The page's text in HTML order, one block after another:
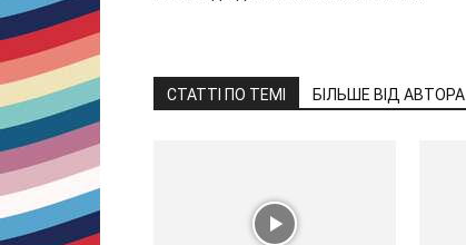
СТАТТІ ПО ТЕМІ БІЛЬШЕ ВІД АВТОРА